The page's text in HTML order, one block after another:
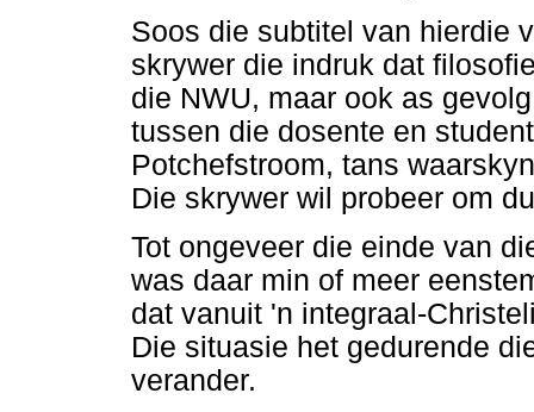
Soos die subtitel van hierdie
skrywer die indruk dat
die NWU, maar ook as
tussen die dosente en
Potchefstroom, tans
Die skrywer wil probeer om
Tot ongeveer die einde van
was daar min of meer
dat vanuit 'n integraal-
Die situasie het gedurende
verander.